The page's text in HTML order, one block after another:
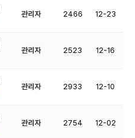
관리자 2466 12-23
관리자 2523 12-16
관리자 2933 12-10
관리자 2754 12-02